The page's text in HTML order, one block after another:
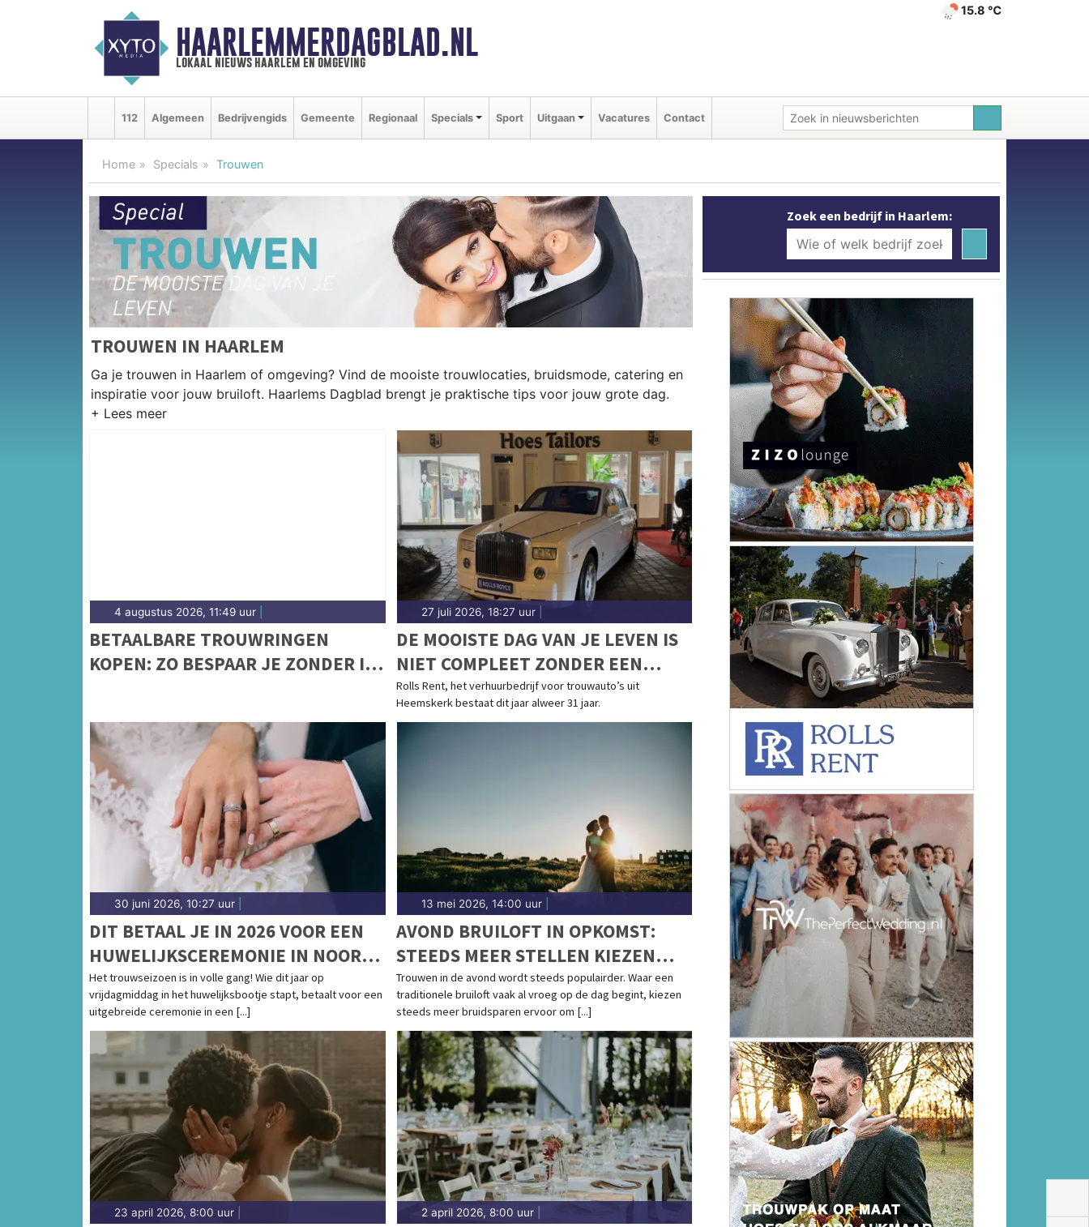
HAARLEMMERDAGBLAD.NL
lokaal nieuws haarlem en omgeving
15.8 ℃
112 Algemeen Bedrijvengids Gemeente Regionaal Specials Sport Uitgaan Vacatures Contact
Home Specials Trouwen
TROUWEN IN HAARLEM
Ga je trouwen in Haarlem of omgeving? Vind de mooiste trouwlocaties, bruidsmode, catering en
inspiratie voor jouw bruiloft. Haarlems Dagblad brengt je praktische tips voor jouw grote dag.
4 augustus 2026, 11:49 uur
BETAALBARE TROUWRINGEN
KOPEN: ZO BESPAAR JE ZONDER IN
27 juli 2026, 18:27 uur|
DE MOOISTE DAG VAN JE LEVEN IS
NIET COMPLEET ZONDER EEN
MOOIE TROUWAUTO
Rolls Rent, het verhuurbedrijf voor trouwauto’s uit
Heemskerk bestaat dit jaar alweer 31 jaar.
30 juni 2026, 10:27 uur
DIT BETAAL JE IN 2026 VOOR EEN
HUWELIJKSCEREMONIE IN NOORD-
HOLLAND
Het trouwseizoen is in volle gang! Wie dit jaar op
vrijdagmiddag in het huwelijksbootje stapt, betaalt voor een
uitgebreide ceremonie in een [...]
13 mei 2026, 14:00 uur|
AVOND BRUILOFT IN OPKOMST:
STEEDS MEER STELLEN KIEZEN
VOOR EEN CEREMONIE BIJ
ZONSONDERGANG
Trouwen in de avond wordt steeds populairder. Waar een
traditionele bruiloft vaak al vroeg op de dag begint, kiezen
steeds meer bruidsparen ervoor om [...]
23 april 2026, 8:00 uur 2 april 2026, 8:00 uur|
Zoek een bedrijf in Haarlem: